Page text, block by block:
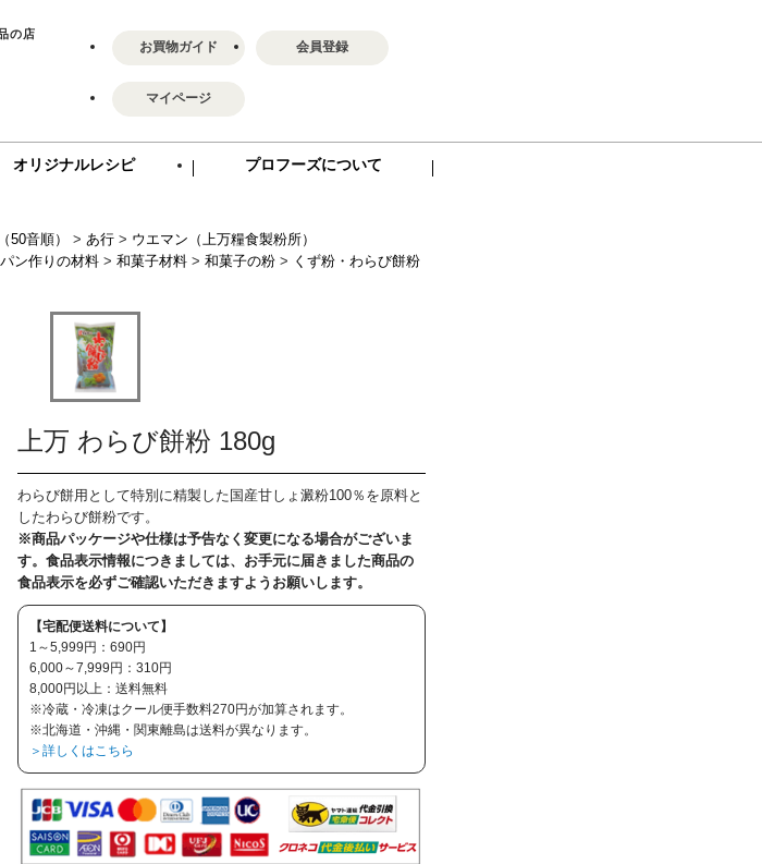
の店
お買物ガイド 会員登録
マイページ
オリジナルレシピ
プロフーズについて
50音順） > あ行 > ウエマン（上万糧食製粉所）
ン作りの材料 > 和菓子材料 > 和菓子の粉 > くず粉・わらび餅粉
上万 わらび餅粉 180g
わらび餅用として特別に精製した国産甘しょ澱粉100％を原料と
したわらび餅粉です。
※商品パッケージや仕様は予告なく変更になる場合がございま
す。食品表示情報につきましては、お手元に届きました商品の
食品表示を必ずご確認いただきますようお願いします。
【宅配便送料について】
1～5,999円：690円
6,000～7,999円：310円
8,000円以上：送料無料
※冷蔵・冷凍はクール便手数料270円が加算されます。
※北海道・沖縄・関東離島は送料が異なります。
＞詳しくはこちら